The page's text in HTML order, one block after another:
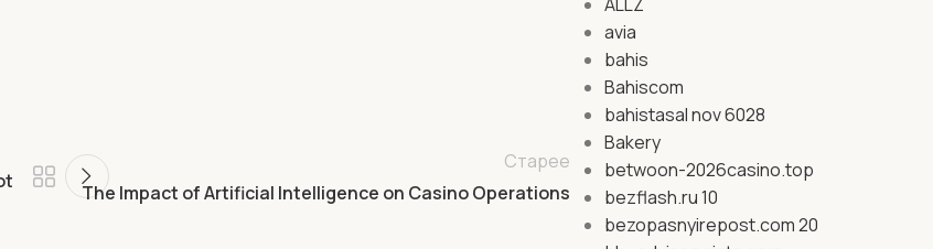
Старее
The Impact of Artificial Intelligence on Casino Operations
avia
bahis
Bahiscom
bahistasal nov 6028
Bakery
betwoon-2026casino.top
bezflash.ru 10
bezopasnyirepost.com 20